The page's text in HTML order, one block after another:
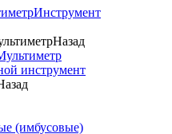
Инструмент
Назад
инструмент